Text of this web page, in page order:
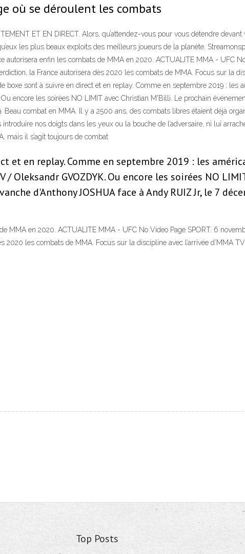
où se déroulent les combats
ET EN DIRECT. Alors, qu’attendez-vous pour vous détendre
les plus beaux exploits des meilleurs joueurs de la planète.
autorisera enfin les combats de MMA en 2020. ACTUALITE MMA - UFC
la France autorisera dès 2020 les combats de MMA. Focus sur la
sont à suivre en direct et en replay. Comme en septembre 2019 : les
encore les soirées NO LIMIT avec Christian M'Billi. Le prochain
combat en MMA. Il y a 2500 ans, des combats libres étaient déjà
nos doigts dans les yeux ou la bouche de l’adversaire, ni lui
mais il s’agit toujours de combat
en replay. Comme en septembre 2019 : les
/ Oleksandr GVOZDYK. Ou encore les soirées NO
d'Anthony JOSHUA face à Andy RUIZ Jr, le 7
MMA en 2020. ACTUALITE MMA - UFC No Video Page SPORT. 6
2020 les combats de MMA. Focus sur la discipline avec l’arrivée d’MMA
Top Posts